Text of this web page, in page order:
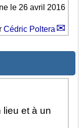
le26 avril 2016
Cédric Poltera
lieu et à un